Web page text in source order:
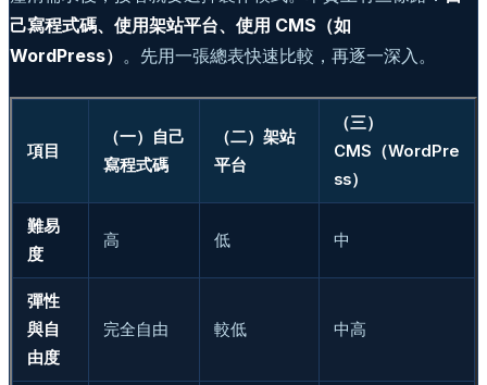
己寫程式碼、使用架站平台、使用 CMS（如
WordPress） 。先用一張總表快速比較，再逐一深入。
項目
（一）自己
寫程式碼
（二）架站
平台
（三）
CMS（WordPre
ss）
難易
度
高 低 中
彈性
與自
由度
完全自由 較低 中高